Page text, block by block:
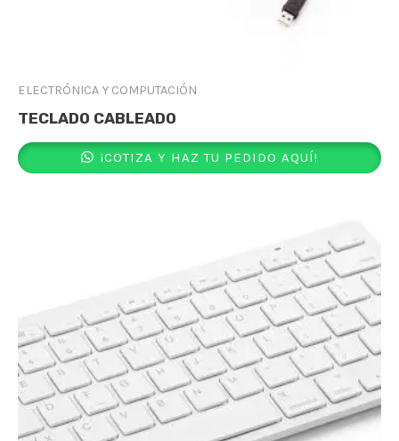
ELECTRÓNICA Y COMPUTACIÓN
TECLADO CABLEADO
¡COTIZA Y HAZ TU PEDIDO AQUÍ!